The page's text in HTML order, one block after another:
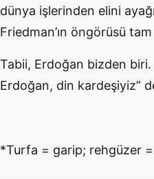
dünya işlerinden elini
Friedman’ın öngörüsü
Tabii, Erdoğan bizden biri.
Erdoğan, din kardeşiyiz”
*Turfa = garip; rehgüzer